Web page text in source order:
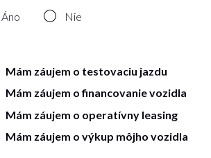
Áno Nie
Mám záujem o testovaciu jazdu
Mám záujem o financovanie vozidla
Mám záujem o operatívny leasing
Mám záujem o výkup môjho vozidla